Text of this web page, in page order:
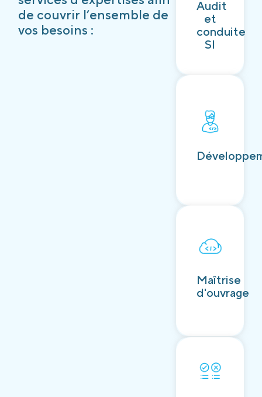
de couvrir l’ensemble de
vos besoins :
Audit
et
conduite
SI
Découvrir
Maîtrise
d'ouvrage